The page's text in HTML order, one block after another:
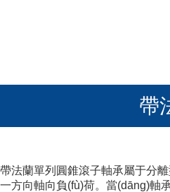
帶法蘭
帶法蘭單列 圓錐滾子軸承屬于分離
一方向軸向負(fù)荷。當(dāng)軸承